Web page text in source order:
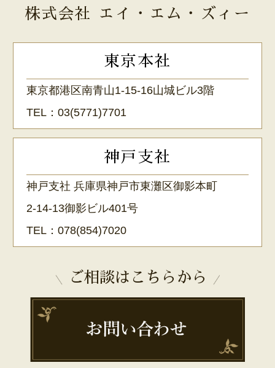
株式会社 エイ・エム・ズィー
東京本社
東京都港区南青山1-15-16山城ビル3階
TEL：03(5771)7701
神戸支社
神戸支社 兵庫県神戸市東灘区御影本町
2-14-13御影ビル401号
TEL：078(854)7020
ご相談はこちらから